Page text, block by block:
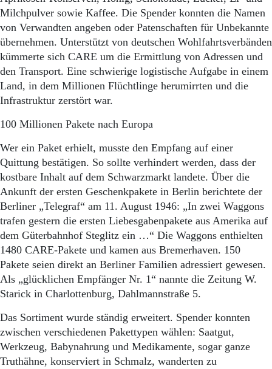
Milchpulver sowie Kaffee. Die Spender konnten die Namen
von Verwandten angeben oder Patenschaften für Unbekannte
übernehmen. Unterstützt von deutschen Wohlfahrtsverbänden
kümmerte sich CARE um die Ermittlung von Adressen und
den Transport. Eine schwierige logistische Aufgabe in einem
Land, in dem Millionen Flüchtlinge herumirrten und die
Infrastruktur zerstört war.
100 Millionen Pakete nach Europa
Wer ein Paket erhielt, musste den Empfang auf einer
Quittung bestätigen. So sollte verhindert werden, dass der
kostbare Inhalt auf dem Schwarzmarkt landete. Über die
Ankunft der ersten Geschenkpakete in Berlin berichtete der
Berliner „Telegraf“ am 11. August 1946: „In zwei Waggons
trafen gestern die ersten Liebesgabenpakete aus Amerika auf
dem Güterbahnhof Steglitz ein …“ Die Waggons enthielten
1480 CARE-Pakete und kamen aus Bremerhaven. 150
Pakete seien direkt an Berliner Familien adressiert gewesen.
Als „glücklichen Empfänger Nr. 1“ nannte die Zeitung W.
Starick in Charlottenburg, Dahlmannstraße 5.
Das Sortiment wurde ständig erweitert. Spender konnten
zwischen verschiedenen Pakettypen wählen: Saatgut,
Werkzeug, Babynahrung und Medikamente, sogar ganze
Truthähne, konserviert in Schmalz, wanderten zu